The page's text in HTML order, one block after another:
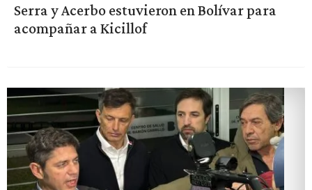
Serra y Acerbo estuvieron en Bolívar para
acompañar a Kicillof